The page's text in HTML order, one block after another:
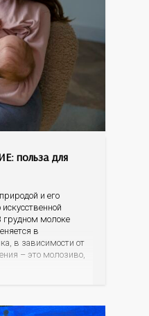
польза для
и его
грудном молоке
в
в зависимости от
– это молозиво,